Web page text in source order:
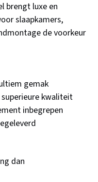
brengt luxe en
slaapkamers,
de voorkeur
gemak
kwaliteit
inbegrepen
dan